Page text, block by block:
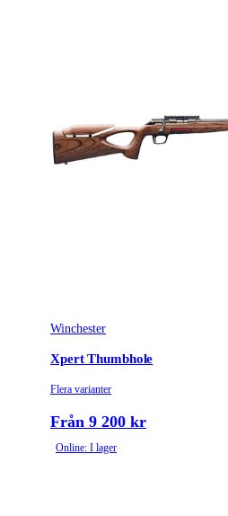
Winchester
Xpert Thumbhole
Flera varianter
Från 9 200 kr
Online: I lager